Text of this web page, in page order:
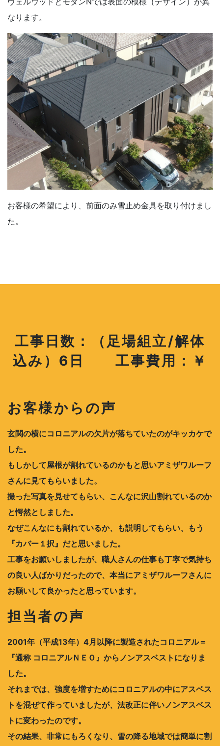
なります。
お客様の希望により、前面のみ雪止め金具を取り付けまし
た。
工事日数：（足場組立/解体
込み）6日 工事費用：￥
お客様からの声
玄関の横にコロニアルの欠片が落ちていたのがキッカケで
した。
もしかして屋根が割れているのかもと思いアミザワルーフ
さんに見てもらいました。
撮った写真を見せてもらい、こんなに沢山割れているのか
と愕然としました。
なぜこんなにも割れているか、も説明してもらい、もう
『カバー１択』だと思いました。
工事をお願いしましたが、職人さんの仕事も丁寧で気持ち
の良い人ばかりだったので、本当にアミザワルーフさんに
お願いして良かったと思っています。
担当者の声
2001年（平成13年）4月以降に製造されたコロニアル＝
『通称 コロニアルＮＥＯ』からノンアスベストになりま
した。
それまでは、強度を増すためにコロニアルの中にアスベス
トを混ぜて作っていましたが、法改正に伴いノンアスベス
トに変わったのです。
その結果、非常にもろくなり、雪の降る地域では簡単に割